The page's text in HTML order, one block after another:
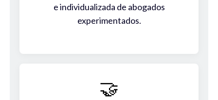
e individualizada de abogados
experimentados.
🤝